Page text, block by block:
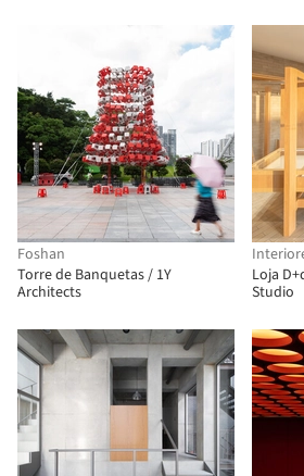
Foshan
Torre de Banquetas / 1Y
Architects
Loja
Studio